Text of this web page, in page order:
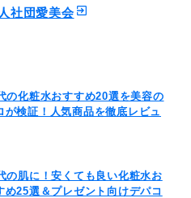
社団愛美会
の化粧水おすすめ20選を美容の
が検証！人気商品を徹底レビュ
の肌に！安くても良い化粧水お
め25選＆プレゼント向けデパコ